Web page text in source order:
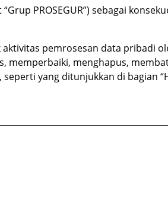
PROSEGUR”) sebagai
pemrosesan data pribadi
memperbaiki, menghapus,
yang ditunjukkan di bagian